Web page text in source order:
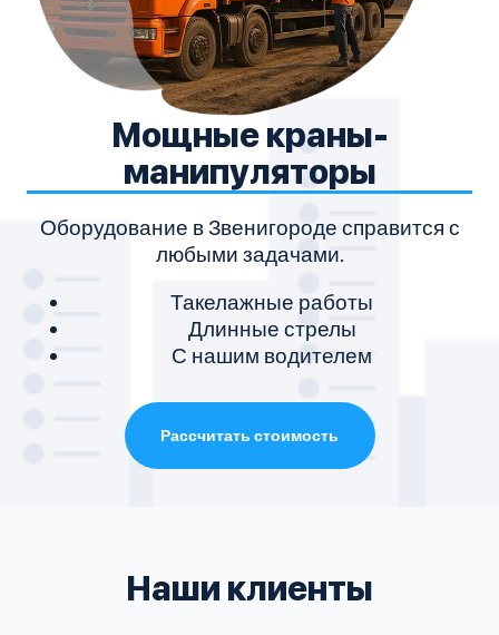
Мощные краны-
манипуляторы
Оборудование в Звенигороде справится с
любыми задачами.
Такелажные работы
Длинные стрелы
С нашим водителем
Рассчитать стоимость
Наши клиенты